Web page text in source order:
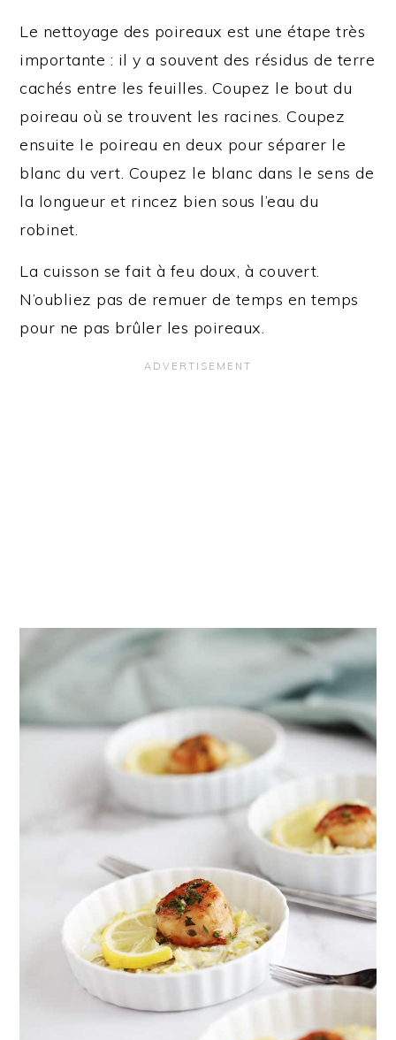
Le nettoyage des poireaux est une étape très
importante : il y a souvent des résidus de terre
cachés entre les feuilles. Coupez le bout du
poireau où se trouvent les racines. Coupez
ensuite le poireau en deux pour séparer le
blanc du vert. Coupez le blanc dans le sens de
la longueur et rincez bien sous l’eau du
robinet.
La cuisson se fait à feu doux, à couvert.
N’oubliez pas de remuer de temps en temps
pour ne pas brûler les poireaux.